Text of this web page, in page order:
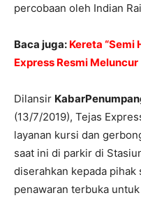
percobaan oleh Indian
Baca juga: Kereta “Semi
Express Resmi Meluncur
Dilansir
(13/7/2019), Tejas
layanan kursi dan
saat ini di parkir di
diserahkan kepada
penawaran terbuka